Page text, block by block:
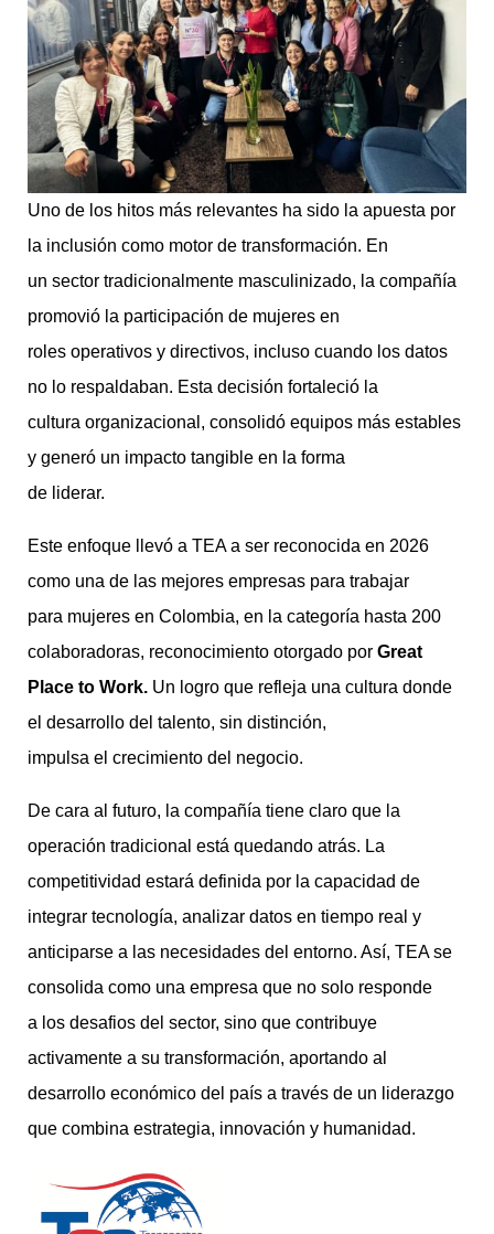
Uno de los hitos más relevantes ha sido la apuesta por
la inclusión como motor de transformación. En
un sector tradicionalmente masculinizado, la compañía
promovió la participación de mujeres en
roles operativos y directivos, incluso cuando los datos
no lo respaldaban. Esta decisión fortaleció la
cultura organizacional, consolidó equipos más estables
y generó un impacto tangible en la forma
de liderar.
Este enfoque llevó a TEA a ser reconocida en 2026
como una de las mejores empresas para trabajar
para mujeres en Colombia, en la categoría hasta 200
colaboradoras, reconocimiento otorgado por Great
Place to Work. Un logro que refleja una cultura donde
el desarrollo del talento, sin distinción,
impulsa el crecimiento del negocio.
De cara al futuro, la compañía tiene claro que la
operación tradicional está quedando atrás. La
competitividad estará definida por la capacidad de
integrar tecnología, analizar datos en tiempo real y
anticiparse a las necesidades del entorno. Así, TEA se
consolida como una empresa que no solo responde
a los desafios del sector, sino que contribuye
activamente a su transformación, aportando al
desarrollo económico del país a través de un liderazgo
que combina estrategia, innovación y humanidad.